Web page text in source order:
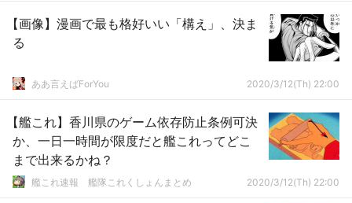
【画像】漫画で最も格好いい「構え」、決ま
る
ああ言えばForYou 2020/3/12(Th) 22:00
【艦これ】香川県のゲーム依存防止条例可決
か、一日一時間が限度だと艦これってどこ
まで出来るかね？
艦これ速報 艦隊これくしょんまとめ 2020/3/12(Th) 22:00